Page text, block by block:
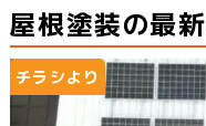
屋根塗装の最
チラシより